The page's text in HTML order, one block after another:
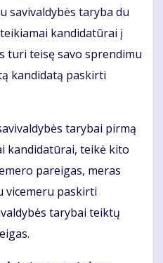
savivaldybės taryba du
kandidatūrai į
turi teisę savo sprendimu
kandidatą paskirti
tarybai pirmą
kandidatūrai, teikė kito
pareigas, meras
vicemeru paskirti
tarybai teiktų